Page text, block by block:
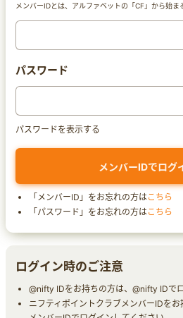
メンバーIDとは、アルファベットの「CF」から始ま
パスワード
パスワードを表示する
「メンバーID」をお忘れの方はこちら
「パスワード」をお忘れの方はこちら
ログイン時のご注意
@nifty IDをお持ちの方は、@nifty IDで
ニフティポイントクラブメンバーIDを